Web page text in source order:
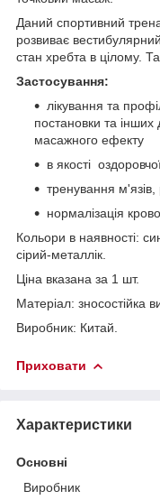
Даний спортивний
розвиває
стан хребта в цілому.
Застосування:
лікування та
постановки та інших
масажного ефекту
в якості
тренування м'язів,
нормалізація
Кольори в наявності:
сірий-металлік.
Ціна вказана за 1 шт.
Матеріал: зносостійка
Виробник: Китай.
Приховати
Характеристики
Основні
Виробник